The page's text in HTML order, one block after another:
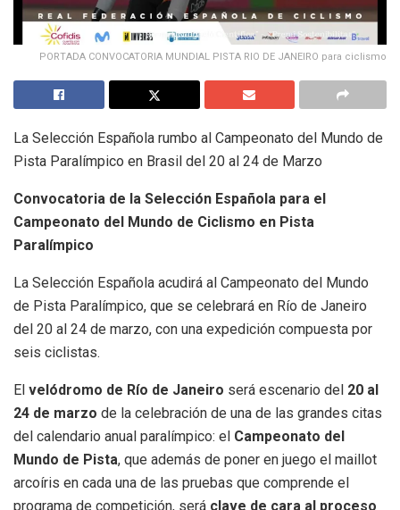
PORTADA CONVOCATORIA MUNDIAL PISTA RIO DE JANEIRO para ciclismo
La Selección Española rumbo al Campeonato del Mundo de
Pista Paralímpico en Brasil del 20 al 24 de Marzo
Convocatoria de la Selección Española para el
Campeonato del Mundo de Ciclismo en Pista
Paralímpico
La Selección Española acudirá al Campeonato del Mundo
de Pista Paralímpico, que se celebrará en Río de Janeiro
del 20 al 24 de marzo, con una expedición compuesta por
seis ciclistas.
El velódromo de Río de Janeiro será escenario del 20 al
24 de marzo de la celebración de una de las grandes citas
del calendario anual paralímpico: el Campeonato del
Mundo de Pista, que además de poner en juego el maillot
arcoíris en cada una de las pruebas que comprende el
programa de competición, será clave de cara al proceso